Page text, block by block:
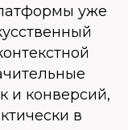
уже
и конверсий,
в